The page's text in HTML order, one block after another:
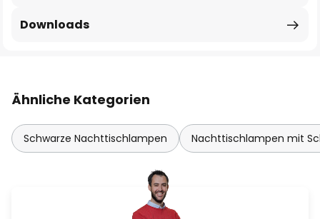
Downloads
Ähnliche Kategorien
Schwarze Nachttischlampen Nachttischlampen mit